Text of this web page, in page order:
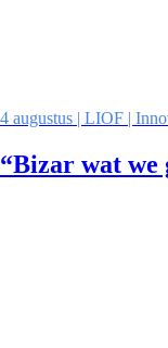
4 augustus | LIOF |
“Bizar wat we